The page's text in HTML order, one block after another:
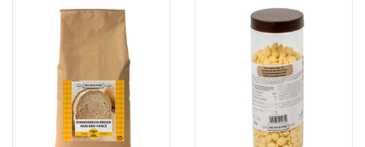
Grondstoffen & Presentatie